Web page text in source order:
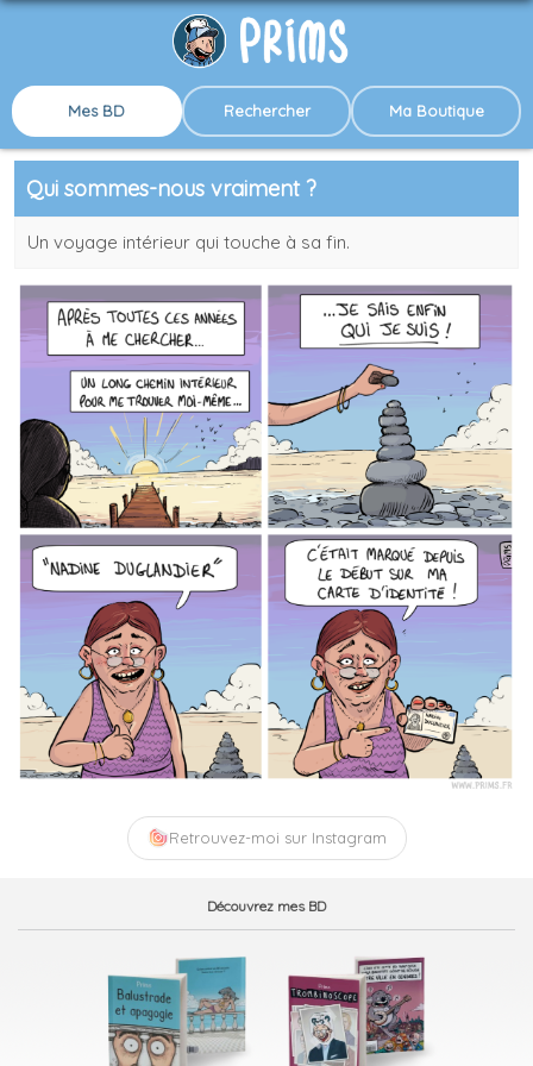
Mes BD Rechercher Ma Boutique
Qui sommes-nous vraiment ?
Un voyage intérieur qui touche à sa fin.
Retrouvez-moi sur Instagram
Découvrez mes BD